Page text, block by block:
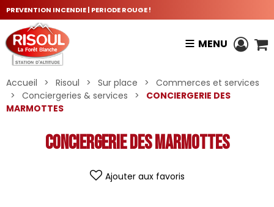
PREVENTION INCENDIE | PERIODE ROUGE !
MENU
Accueil > Risoul > Sur place >
Commerces et services
>
Conciergeries & services >
CONCIERGERIE DES
MARMOTTES
CONCIERGERIE DES MARMOTTES
Ajouter aux favoris